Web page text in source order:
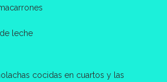
leche
cocidas en cuartos y las